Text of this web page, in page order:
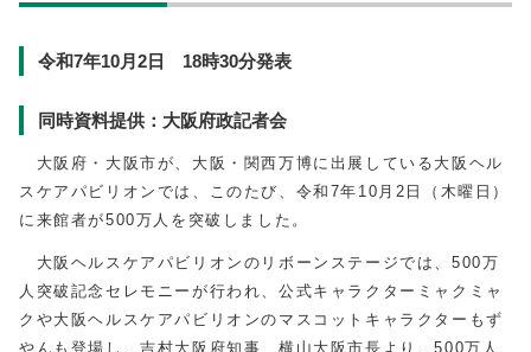
令和7年10月2日 18時30分発表
同時資料提供：大阪府政記者会
大阪府・大阪市が、大阪・関西万博に出展している大阪ヘル
スケアパビリオンでは、このたび、令和7年10月2日（木曜日）
に来館者が500万人を突破しました。
大阪ヘルスケアパビリオンのリボーンステージでは、500万
人突破記念セレモニーが行われ、公式キャラクターミャクミャ
クや大阪ヘルスケアパビリオンのマスコットキャラクターもず
やんも登場し、吉村大阪府知事、横山大阪市長より、500万人